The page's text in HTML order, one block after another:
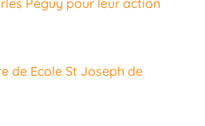
Péguy pour leur action
de Ecole St Joseph de